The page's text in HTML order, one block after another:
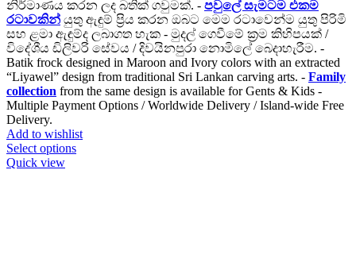
නිර්මාණය කරන ලද බතික් ගවුමක්. - පවුලේ සැමටම එකම
රටාවකින් යුතු ඇඳුම් ප්‍රිය කරන ඔබට මෙම රටාවෙන්ම යුතු පිරිමි
සහ ළමා ඇඳුම්ද ලබාගත හැක - මුදල් ගෙවීමේ ක්‍රම කිහිපයක් /
විදේශීය ඩිලිවරි සේවය / දිවයිනපුරා නොමිලේ බෙදාහැරීම. -
Batik frock designed in Maroon and Ivory colors with an extracted
“Liyawel” design from traditional Sri Lankan carving arts. - Family
collection from the same design is available for Gents & Kids -
Multiple Payment Options / Worldwide Delivery / Island-wide Free
Delivery.
Add to wishlist
Select optionsThis
Quick view